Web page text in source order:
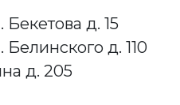
Бекетова д. 15
Белинского д. 110
д. 205